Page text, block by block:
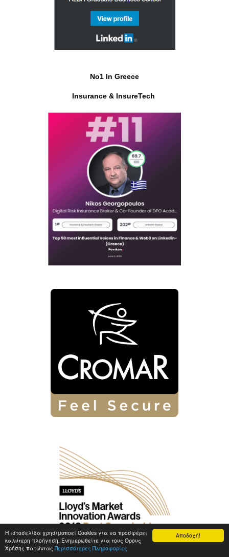
Αποδοχή!
Η ιστοσελίδα χρησιμοποεί Cookies για να προσφέρει
καλύτερη πλοήγηση. Ενημερωθείτε για τους Όρους
Χρήσης πατώντας Περισσότερες Πληροφορίες
No1 In Greece
Insurance & InsureTech